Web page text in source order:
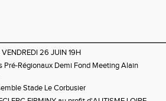
VENDREDI 26 JUIN 19H
Pré-Régionaux Demi Fond Meeting Alain
Stade Le Corbusier